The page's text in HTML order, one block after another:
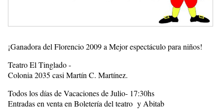
¡Ganadora del Florencio 2009 a Mejor espectáculo para niños!
Teatro El Tinglado -
Colonia 2035 casi Martín C. Martínez.
Todos los días de Vacaciones de Julio- 17:30hs
Entradas en venta en Boletería del teatro y Abitab